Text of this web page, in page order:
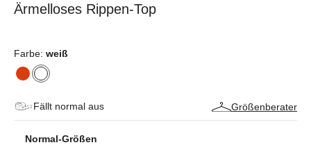
Ärmelloses Rippen-Top
Farbe: weiß
Fällt normal aus Größenberater
Normal-Größen